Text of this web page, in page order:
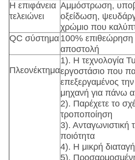
Η επιφάνεια
τελειώνει
Αμμόστρωση,
οξείδωση,
χρώμιο που
QC σύστημα 100% επιθεώρηση
αποστολή
Πλεονέκτημα
1). Η τεχνολογία
εργοστάσιο που
επεξεργαμένος
μηχανή για πάνω
2). Παρέχετε το
τροποποίηση
3). Ανταγωνιστική
ποιότητα
4). Η μικρή
5).